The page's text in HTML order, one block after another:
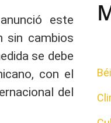
anunció este
sin cambios
se debe
con el
del